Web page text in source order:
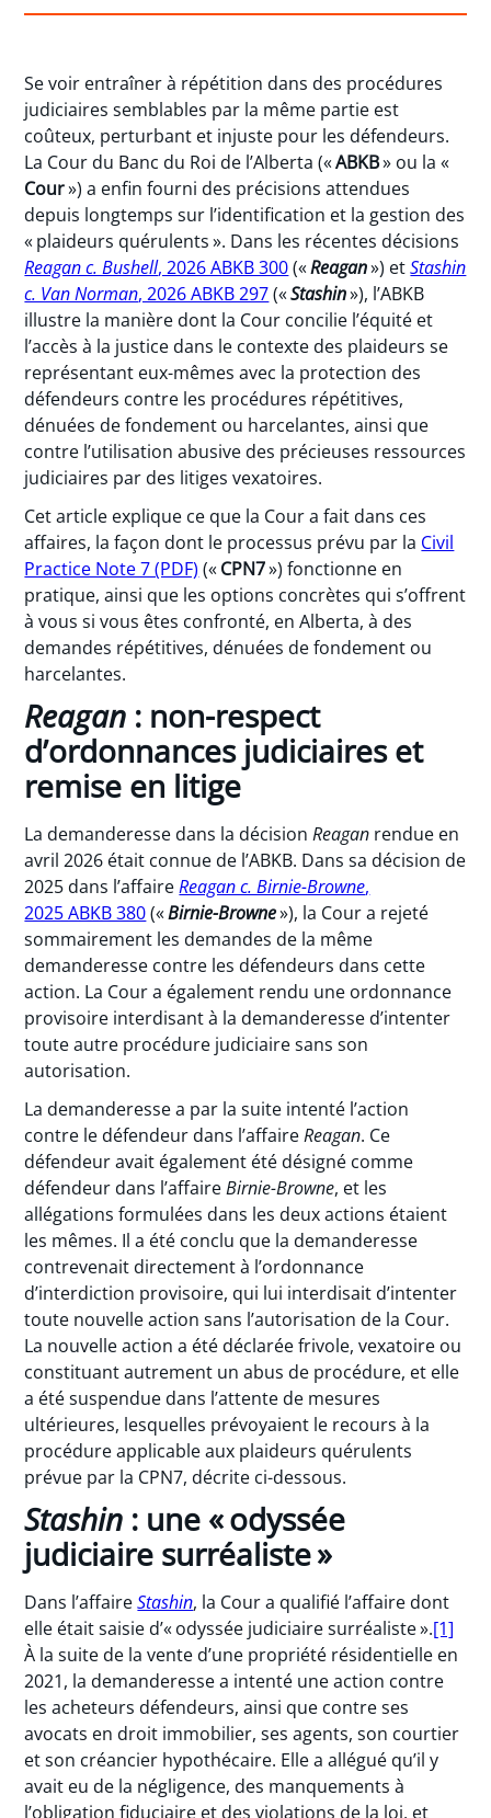
Se voir entraîner à répétition dans des procédures
judiciaires semblables par la même partie est
coûteux, perturbant et injuste pour les défendeurs.
La Cour du Banc du Roi de l’Alberta («ABKB» ou la «
Cour») a enfin fourni des précisions attendues
depuis longtemps sur l’identification et la gestion des
« plaideurs quérulents ». Dans les récentes décisions
Reagan c. Bushell, 2026 ABKB 300(«Reagan») etStashin
c. Van Norman, 2026 ABKB 297(«Stashin»), l’ABKB
illustre la manière dont la Cour concilie l’équité et
l’accès à la justice dans le contexte des plaideurs se
représentant eux-mêmes avec la protection des
défendeurs contre les procédures répétitives,
dénuées de fondement ou harcelantes, ainsi que
contre l’utilisation abusive des précieuses ressources
judiciaires par des litiges vexatoires.
Cet article explique ce que la Cour a fait dans ces
affaires, la façon dont le processus prévu par la Civil
Practice Note 7 (PDF) («CPN7») fonctionne en
pratique, ainsi que les options concrètes qui s’offrent
à vous si vous êtes confronté, en Alberta, à des
demandes répétitives, dénuées de fondement ou
harcelantes.
Reagan : non-respect
d’ordonnances judiciaires et
remise en litige
La demanderesse dans la décisionReagan rendue en
avril 2026 était connue de l’ABKB. Dans sa décision de
2025 dans l’affaireReagan c. Birnie-Browne,
2025 ABKB 380(«Birnie-Browne»), la Cour a rejeté
sommairement les demandes de la même
demanderesse contre les défendeurs dans cette
action. La Cour a également rendu une ordonnance
provisoire interdisant à la demanderesse d’intenter
toute autre procédure judiciaire sans son
autorisation.
La demanderesse a par la suite intenté l’action
contre le défendeur dans l’affaireReagan. Ce
défendeur avait également été désigné comme
défendeur dans l’affaireBirnie-Browne, et les
allégations formulées dans les deux actions étaient
les mêmes. Il a été conclu que la demanderesse
contrevenait directement à l’ordonnance
d’interdiction provisoire, qui lui interdisait d’intenter
toute nouvelle action sans l’autorisation de la Cour.
La nouvelle action a été déclarée frivole, vexatoire ou
constituant autrement un abus de procédure, et elle
a été suspendue dans l’attente de mesures
ultérieures, lesquelles prévoyaient le recours à la
procédure applicable aux plaideurs quérulents
prévue par la CPN7, décrite ci-dessous.
Stashin : une « odyssée
judiciaire surréaliste »
Dans l’affaireStashin, la Cour a qualifié l’affaire dont
elle était saisie d’« odyssée judiciaire surréaliste ».[1]
À la suite de la vente d’une propriété résidentielle en
2021, la demanderesse a intenté une action contre
les acheteurs défendeurs, ainsi que contre ses
avocats en droit immobilier, ses agents, son courtier
et son créancier hypothécaire. Elle a allégué qu’il y
avait eu de la négligence, des manquements à
l’obligation fiduciaire et des violations de la loi, et